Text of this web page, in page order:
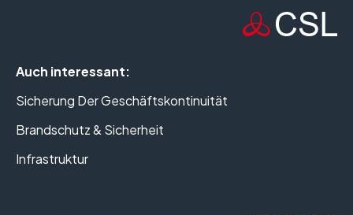
Auch interessant:
Sicherung Der Geschäftskontinuität
Brandschutz & Sicherheit
Infrastruktur